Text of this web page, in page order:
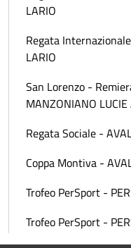
LARIO
Regata
LARIO
San Lorenzo -
MANZONIANO LUCIE
Regata Sociale -
Coppa Montiva -
Trofeo PerSport -
Trofeo PerSport -